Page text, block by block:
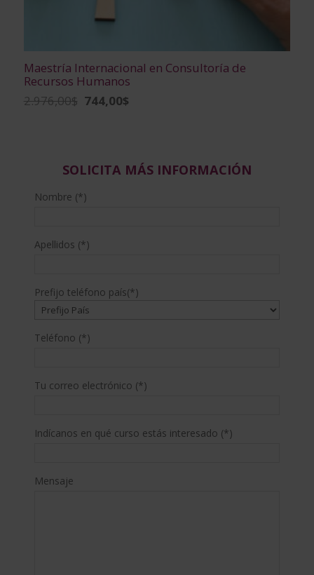
Maestría Internacional en Consultoría de
Recursos Humanos
2.976,00$ El
2.976,00$.
744,00$El
744,00$.
SOLICITA MÁS INFORMACIÓN
Nombre (*)
Apellidos (*)
Prefijo teléfono país(*)
Teléfono (*)
Tu correo electrónico (*)
Indícanos en qué curso estás interesado (*)
Mensaje